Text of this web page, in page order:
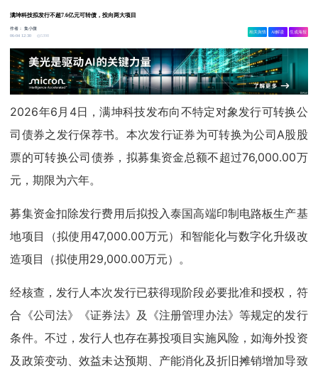
满坤科技拟发行不超7.6亿元可转债，投向两大项目
作者：集小微
06-04 12:30
5398
相关舆情 AI解读 生成海报
2026年6月4日，满坤科技发布向不特定对象发行可转换公
司债券之发行保荐书。本次发行证券为可转换为公司A股股
票的可转换公司债券，拟募集资金总额不超过76,000.00万
元，期限为六年。
募集资金扣除发行费用后拟投入泰国高端印制电路板生产基
地项目（拟使用47,000.00万元）和智能化与数字化升级改
造项目（拟使用29,000.00万元）。
经核查，发行人本次发行已获得现阶段必要批准和授权，符
合《公司法》《证券法》及《注册管理办法》等规定的发行
条件。不过，发行人也存在募投项目实施风险，如海外投资
及政策变动、效益未达预期、产能消化及折旧摊销增加导致